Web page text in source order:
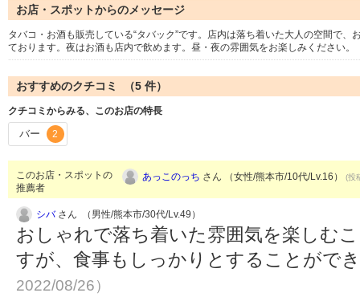
お店・スポットからのメッセージ
タバコ・お酒も販売している“タバック”です。店内は落ち着いた大人の空間で
ております。夜はお酒も店内で飲めます。昼・夜の雰囲気をお楽しみください。
おすすめのクチコミ （5 件）
クチコミからみる、このお店の特長
バー 2
このお店・スポットの
推薦者
あっこのっち さん （女性/熊本市/10代/Lv.16） (投
シバさん （男性/熊本市/30代/Lv.49）
おしゃれで落ち着いた雰囲気を楽しむ
すが、食事もしっかりとすることがで
2022/08/26）